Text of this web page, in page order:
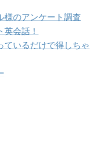
様のアンケート調査
会話！
ているだけで得しちゃ